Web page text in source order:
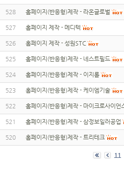
528 홈페이지(반응형)제작 - 라온글로벌
527 홈페이지 제작 - 메디텍
526 홈페이지 제작 - 성원STC
525 홈페이지(반응형)제작 - 네스트필드
524 홈페이지(반응형)제작 - 이지롤
523 홈페이지(반응형)제작 - 케이엠기술
522 홈페이지(반응형)제작 - 마이크로사이언
521 홈페이지(반응형)제작 - 삼정보일러공업
520 홈페이지(반응형)제작 - 트리테크
11